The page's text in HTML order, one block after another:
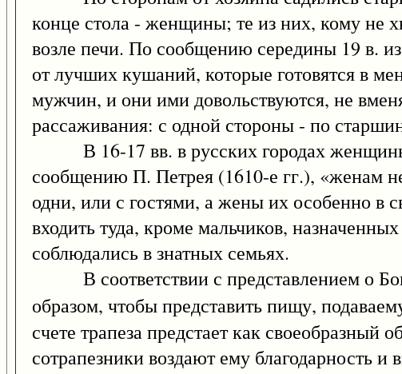
конце стола - женщины; те из них, кому не
возле печи. По сообщению середины 19 в.
от лучших кушаний, которые готовятся в
мужчин, и они ими довольствуются, не
рассаживания: с одной стороны - по
В 16-17 вв. в русских городах женщины
сообщению П. Петрея (1610-е гг.), «женам
одни, или с гостями, а жены их особенно в
входить туда, кроме мальчиков,
соблюдались в знатных семьях.
В соответствии с представлением о Боге
образом, чтобы представить пищу,
счете трапеза предстает как своеобразный
сотрапезники воздают ему благодарность